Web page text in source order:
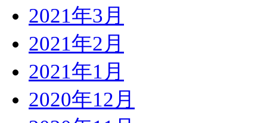
2021年3月
2021年2月
2021年1月
2020年12月